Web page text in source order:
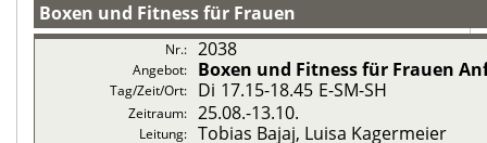
Boxen und Fitness für Frauen
2038
Boxen und Fitness für Frauen
Di 17.15-18.45 E-SM-SH
25.08.-13.10.
Tobias Bajaj, Luisa Kagermeier